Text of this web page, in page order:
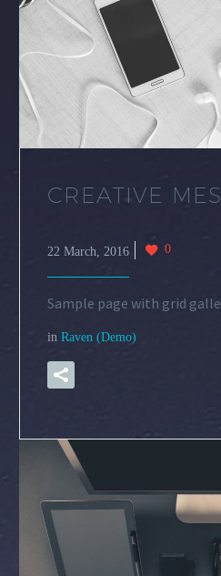
CREATIVE
22 March, 2016 0
Sample page with grid
in Raven (Demo)